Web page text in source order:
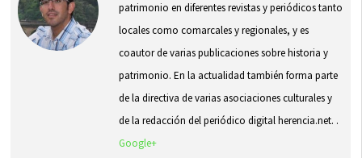
patrimonio en diferentes revistas y periódicos tanto
locales como comarcales y regionales, y es
coautor de varias publicaciones sobre historia y
patrimonio. En la actualidad también forma parte
de la directiva de varias asociaciones culturales y
de la redacción del periódico digital herencia.net. .
Google+